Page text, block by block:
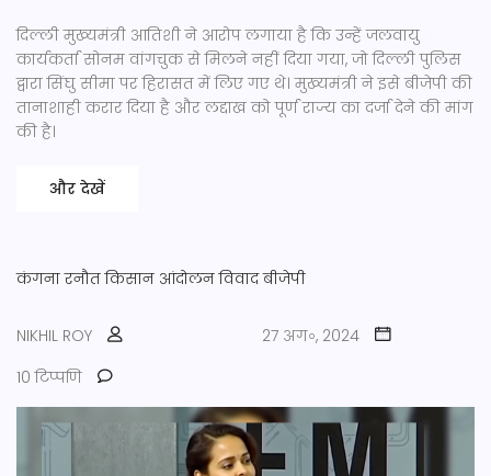
दिल्ली मुख्यमंत्री आतिशी ने आरोप लगाया है कि उन्हें जलवायु
कार्यकर्ता सोनम वांगचुक से मिलने नहीं दिया गया, जो दिल्ली पुलिस
द्वारा सिंघु सीमा पर हिरासत में लिए गए थे। मुख्यमंत्री ने इसे बीजेपी की
तानाशाही करार दिया है और लद्दाख को पूर्ण राज्य का दर्जा देने की मांग
की है।
और देखें
कंगना रनौत किसान आंदोलन विवाद बीजेपी
NIKHIL ROY
27 अग॰, 2024
10 टिप्पणि